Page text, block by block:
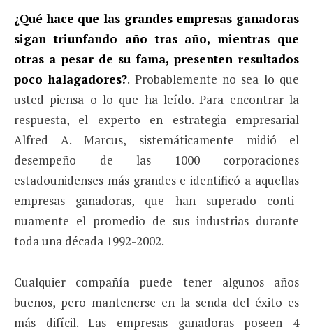
¿Qué hace que las grandes empresas ganadoras
sigan triunfando año tras año, mientras que
otras a pesar de su fama, presenten resultados
poco halagadores?. Probablemente no sea lo que
usted piensa o lo que ha leído. Para encontrar la
respuesta, el experto en estrategia empresa­rial
Alfred A. Marcus, sistemáticamente midió el
desempe­ño de las 1000 corporaciones
estadounidenses más gran­des e identificó a aquellas
empresas ganadoras, que han superado conti­
nuamente el promedio de sus industrias durante
toda una década 1992-2002.
Cualquier compañía puede tener algunos años
buenos, pero mantenerse en la senda del éxito es
más difícil. Las empresas ganadoras poseen 4